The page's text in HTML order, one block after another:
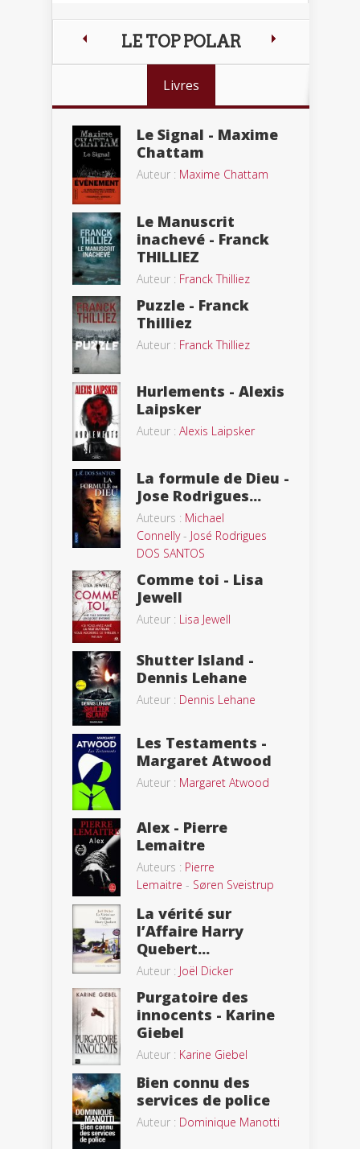
LE TOP POLAR
Livres
Le Signal - Maxime
Chattam
Auteur : Maxime Chattam
Le Manuscrit
inachevé - Franck
THILLIEZ
Auteur : Franck Thilliez
Puzzle - Franck
Thilliez
Auteur : Franck Thilliez
Hurlements - Alexis
Laipsker
Auteur : Alexis Laipsker
La formule de Dieu -
Jose Rodrigues...
Auteurs : Michael
Connelly- José Rodrigues
DOS SANTOS
Comme toi - Lisa
Jewell
Auteur : Lisa Jewell
Shutter Island -
Dennis Lehane
Auteur : Dennis Lehane
Les Testaments -
Margaret Atwood
Auteur : Margaret Atwood
Alex - Pierre
Lemaitre
Auteurs : Pierre
Lemaitre - Søren Sveistrup
La vérité sur
l’Affaire Harry
Quebert...
Auteur : Joël Dicker
Purgatoire des
innocents - Karine
Giebel
Auteur : Karine Giebel
Bien connu des
services de police
Auteur : Dominique Manotti